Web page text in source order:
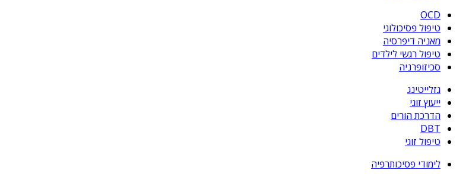
OCD
טיפול פסיכולוגי
מאניה דיפרסיה
טיפול רגשי לילדים
סכיזופרניה
גזלייטינג
ייעוץ זוגי
הדרכת הורים
DBT
טיפול זוגי
לימודי פסיכותרפיה